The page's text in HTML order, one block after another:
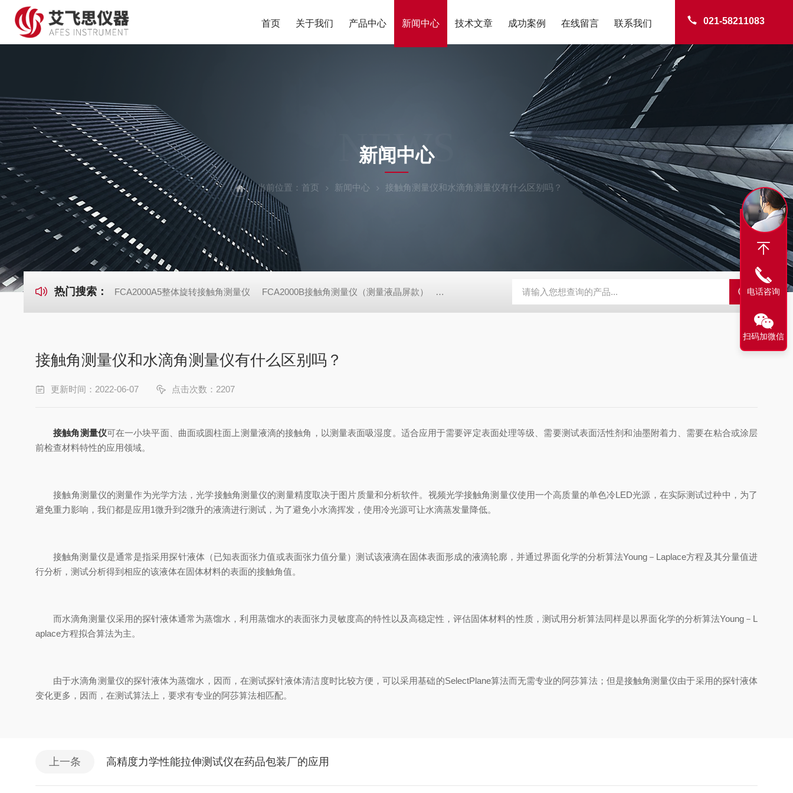
021-58211083
首页 关于我们 产品中心 新闻中心 技术文章 成功案例 在线留言 联系我们
NEWS
新闻中心
当前位置： 首页 新闻中心 接触角测量仪和水滴角测量仪有什么区别吗？
热门搜索： FCA2000A5整体旋转接触角测量仪 FCA2000B接触角测量仪（测量液晶屏款） 动态表面张力仪 TX500C PRO视频旋转滴界面张力仪 FST200A全自动表面张力仪
接触角测量仪和水滴角测量仪有什么区别吗？
更新时间：2022-06-07 点击次数：2207
接触角测量仪可在一小块平面、曲面或圆柱面上测量液滴的接触角，以测量表面吸湿度。适合应用于需要评定表面处理等级、需要测试表面活性剂和油墨附着力、需要在粘合或涂层
前检查材料特性的应用领域。
接触角测量仪的测量作为光学方法，光学接触角测量仪的测量精度取决于图片质量和分析软件。视频光学接触角测量仪使用一个高质量的单色冷LED光源，在实际测试过种中，为了
避免重力影响，我们都是应用1微升到2微升的液滴进行测试，为了避免小水滴挥发，使用冷光源可让水滴蒸发量降低。
接触角测量仪是通常是指采用探针液体（已知表面张力值或表面张力值分量）测试该液滴在固体表面形成的液滴轮廓，并通过界面化学的分析算法Young－Laplace方程及其分量值进
行分析，测试分析得到相应的该液体在固体材料的表面的接触角值。
而水滴角测量仪采用的探针液体通常为蒸馏水，利用蒸馏水的表面张力灵敏度高的特性以及高稳定性，评估固体材料的性质，测试用分析算法同样是以界面化学的分析算法Young－L
aplace方程拟合算法为主。
由于水滴角测量仪的探针液体为蒸馏水，因而，在测试探针液体清洁度时比较方便，可以采用基础的SelectPlane算法而无需专业的阿莎算法；但是接触角测量仪由于采用的探针液体
变化更多，因而，在测试算法上，要求有专业的阿莎算法相匹配。
上一条 高精度力学性能拉伸测试仪在药品包装厂的应用
电话咨询
扫码加微信